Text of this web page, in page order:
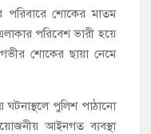
পরিবারে শোকের মাতম
পরিবেশ ভারী হয়ে
শোকের ছায়া নেমে
ঘটনাস্থলে পুলিশ পাঠানো
আইনগত ব্যবস্থা